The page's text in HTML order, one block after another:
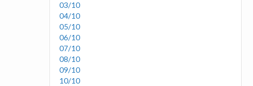
03/10
04/10
05/10
06/10
07/10
08/10
09/10
10/10